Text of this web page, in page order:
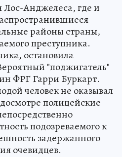
Анджелеса, где и
районы страны,
преступника.
остановила
"поджигатель"
ФРГ Гарри Буркарт.
человек не оказывал
полицейские
подозреваемого к
задержанного
очевидцев.